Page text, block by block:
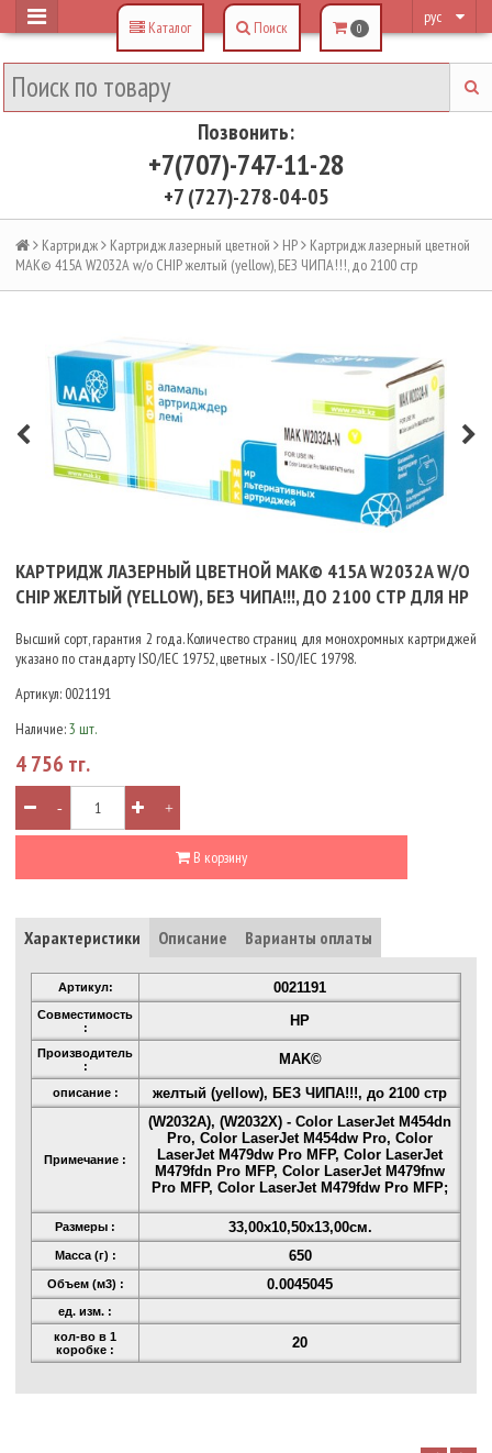
рус
Позвонить:
+7(707)-747-11-28
+7 (727)-278-04-05
Каталог Поиск 0
Картридж Картридж лазерный цветной HP
Картридж лазерный цветной
MAK© 415A W2032A w/o CHIP желтый (yellow), БЕЗ ЧИПА!!!, до 2100 стр
КАРТРИДЖ ЛАЗЕРНЫЙ ЦВЕТНОЙ MAK© 415A W2032A W/O
CHIP ЖЕЛТЫЙ (YELLOW), БЕЗ ЧИПА!!!, ДО 2100 СТР ДЛЯ HP
Высший сорт, гарантия 2 года. Количество страниц для монохромных картриджей
указано по стандарту ISO/IEC 19752, цветных - ISO/IEC 19798.
Артикул: 0021191
Наличие:3 шт.
4 756 тг.
- +
В корзину
Характеристики Описание Варианты оплаты
Артикул: 0021191
Совместимость
:
HP
Производитель
:
MAK©
описание : желтый (yellow), БЕЗ ЧИПА!!!, до 2100 стр
Примечание :
(W2032A), (W2032X) - Color LaserJet M454dn
Pro, Color LaserJet M454dw Pro, Color
LaserJet M479dw Pro MFP, Color LaserJet
M479fdn Pro MFP, Color LaserJet M479fnw
Pro MFP, Color LaserJet M479fdw Pro MFP;
Размеры : 33,00x10,50x13,00см.
Масса (г) : 650
Объем (м3) : 0.0045045
ед. изм. :
кол-во в 1
коробке :
20